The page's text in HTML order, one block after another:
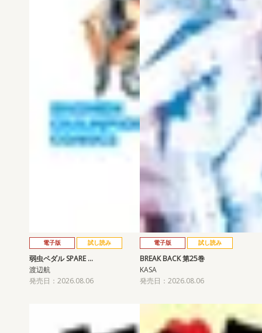
電子版 試し読み
弱虫ペダル SPARE …
渡辺航
発売日：2026.08.06
電子版 試し読み
BREAK BACK 第25巻
KASA
発売日：2026.08.06